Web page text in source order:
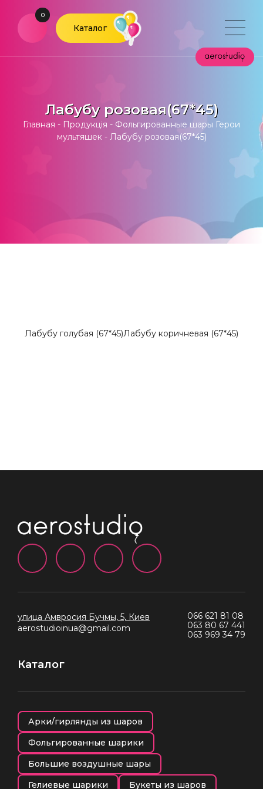
0
Каталог
Лабубу розовая(67*45)
Главная - Продукція - Фольгированные шары Герои
мультяшек - Лабубу розовая(67*45)
Лабубу голубая (67*45)Лабубу коричневая (67*45)
улица Амвросия Бучмы, 5, Киев
aerostudioinua@gmail.com
066 621 81 08
063 80 67 441
063 969 34 79
Каталог
Арки/гирлянды из шаров
Фольгированные шарики
Большие воздушные шары
Гелиевые шарики
Букеты из шаров